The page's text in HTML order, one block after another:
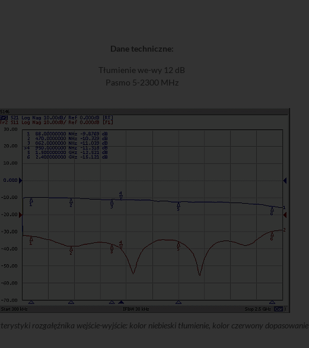
Dane techniczne:
Tłumienie we-wy 12 dB
Pasmo 5-2300 MHz
rozgałęźnika wejście-wyjście: kolor niebieski tłumienie, kolor czerwony dopasowanie